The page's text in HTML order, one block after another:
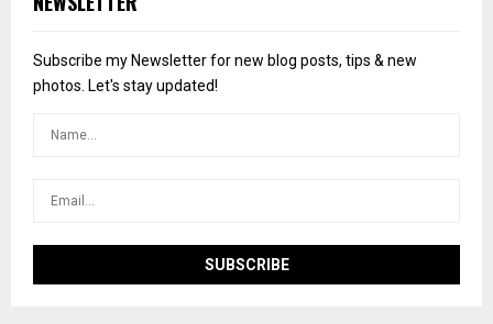
h
o
r
Subscribe my Newsletter for new blog posts, tips & new
photos. Let's stay updated!